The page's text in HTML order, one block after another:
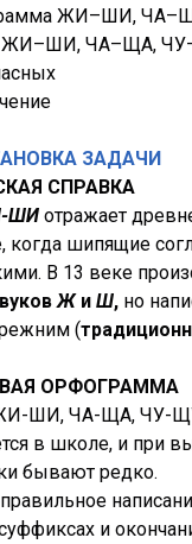
ЖИ–ШИ,
ЖИ–ШИ, ЧА–ЩА,
ЗАДАЧИ
СПРАВКА
ШИ отражает
когда шипящие
В 13 веке
Жи Ш, но
(
ОРФОГРАММА
ШИ, ЧА-ЩА, ЧУ-
в школе, и при
бывают редко.
и